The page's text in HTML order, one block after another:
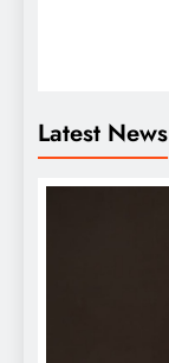
Latest News